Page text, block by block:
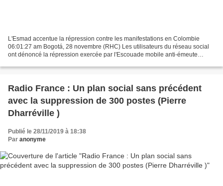
L'Esmad accentue la répression contre les manifestations en Colombie
06:01:27 am Bogotá, 28 novembre (RHC) Les utilisateurs du réseau social
ont dénoncé la répression exercée par l'Escouade mobile anti-émeute
Radio France : Un plan social sans précédent
avec la suppression de 300 postes (Pierre
Dharréville )
Publié le 28/11/2019 à 18:38
Par anonyme